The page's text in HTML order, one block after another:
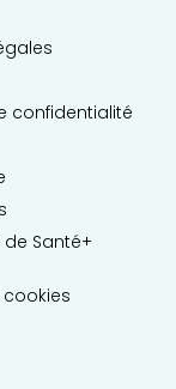
confidentialité
de Santé+